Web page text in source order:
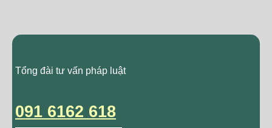
Tổng đài tư vấn pháp luật
091 6162 618